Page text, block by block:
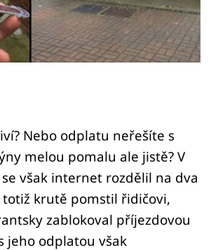
Nebo odplatu neřešíte s
melou pomalu ale jistě? V
však internet rozdělil na dva
totiž krutě pomstil řidičovi,
zablokoval příjezdovou
jeho odplatou však